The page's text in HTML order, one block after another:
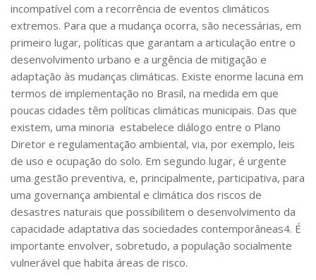
incompatível com a recorrência de eventos climáticos
extremos. Para que a mudança ocorra, são necessárias, em
primeiro lugar, políticas que garantam a articulação entre o
desenvolvimento urbano e a urgência de mitigação e
adaptação às mudanças climáticas. Existe enorme lacuna em
termos de implementação no Brasil, na medida em que
poucas cidades têm políticas climáticas municipais. Das que
existem, uma minoria estabelece diálogo entre o Plano
Diretor e regulamentação ambiental, via, por exemplo, leis
de uso e ocupação do solo. Em segundo lugar, é urgente
uma gestão preventiva, e, principalmente, participativa, para
uma governança ambiental e climática dos riscos de
desastres naturais que possibilitem o desenvolvimento da
capacidade adaptativa das sociedades contemporâneas4. É
importante envolver, sobretudo, a população socialmente
vulnerável que habita áreas de risco.